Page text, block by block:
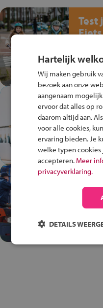
Test
Speel
en win
In
plek!
op de
anders
Kies
Hartelijk
Wij maken gebruik
bezoek aan onze
aangenaam
ervoor dat alles op
daarom altijd aan.
voor alle cookies,
ervaring bieden. Je
welke typen
accepteren. Meer
privacyverklaring.
DETAILS